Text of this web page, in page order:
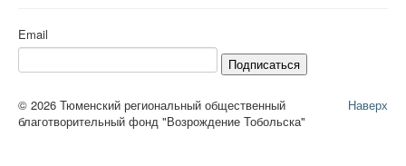
Email
Подписаться
Наверх
© 2026 Тюменский региональный общественный
благотворительный фонд "Возрождение Тобольска"